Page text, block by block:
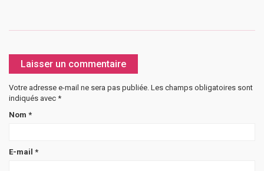
Laisser un commentaire
Votre adresse e-mail ne sera pas publiée. Les champs obligatoires sont
indiqués avec *
Nom *
E-mail *